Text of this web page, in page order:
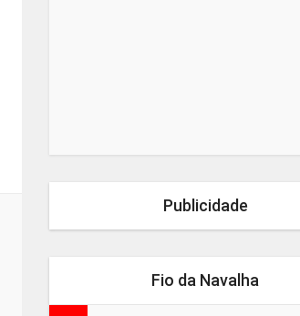
Publicidade
Fio da Navalha